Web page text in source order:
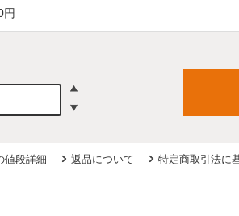
円
値段詳細 返品について 特定商取引法に